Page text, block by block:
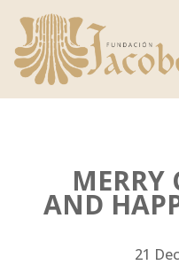
MERRY
AND
21